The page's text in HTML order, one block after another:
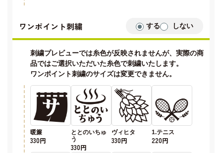
ワンポイント刺繍 する しない
刺繍プレビューでは糸色が反映されませんが、実際の商
品ではご選択いただいた糸色で刺繍いたします。
ワンポイント刺繍のサイズは変更できません。
暖簾
330円
ととのいちゅ
う
330円
ヴィヒタ
330円
1.テニス
220円